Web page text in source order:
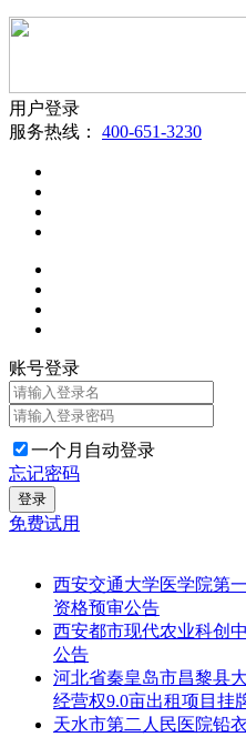
用户登录
服务热线： 400-651-3230
账号登录
一个月自动登录
忘记密码
登录
免费试用
西安交通大学医学院第
资格预审公告
西安都市现代农业科创
公告
河北省秦皇岛市昌黎县
经营权9.0亩出租项目挂
天水市第二人民医院铅